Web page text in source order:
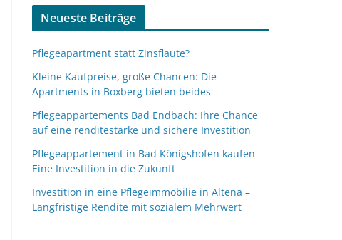
Neueste Beiträge
Pflegeapartment statt Zinsflaute?
Kleine Kaufpreise, große Chancen: Die
Apartments in Boxberg bieten beides
Pflegeappartements Bad Endbach: Ihre Chance
auf eine renditestarke und sichere Investition
Pflegeappartement in Bad Königshofen kaufen –
Eine Investition in die Zukunft
Investition in eine Pflegeimmobilie in Altena –
Langfristige Rendite mit sozialem Mehrwert